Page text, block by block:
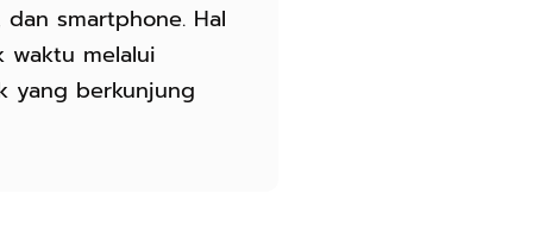
smartphone. Hal
melalui
yang berkunjung